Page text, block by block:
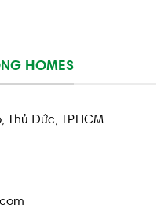
HOMES
Thủ Đức, TP.HCM